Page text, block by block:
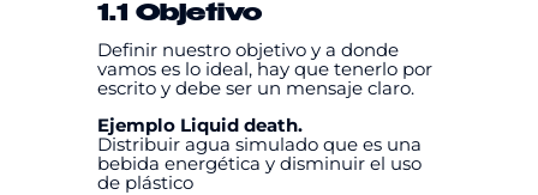
1.1 Objetivo
Definir nuestro objetivo y a donde
vamos es lo ideal, hay que tenerlo por
escrito y debe ser un mensaje claro.
Ejemplo Liquid death.
Distribuir agua simulado que es una
bebida energética y disminuir el uso
de plástico